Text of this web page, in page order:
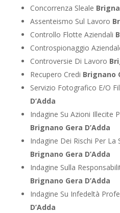
Concorrenza Sleale
Assenteismo Sul Lavoro
Controllo Flotte Aziendali
Controspionaggio
Controversie Di Lavoro
Recupero Credi Brignano
Servizio Fotografico E/O
D’Adda
Indagine Su Azioni Illecite
Brignano Gera D’Adda
Indagine Dei Rischi Per La
Brignano Gera D’Adda
Indagine Sulla
Brignano Gera D’Adda
Indagine Su Infedeltà
D’Adda